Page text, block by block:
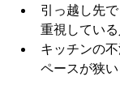
引っ越し先
重視してい
キッチンの
ペースが狭い